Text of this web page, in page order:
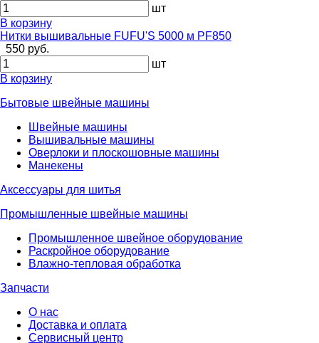
шт
В корзину
Нитки вышивальные FUFU'S 5000 м PF850
550 руб.
шт
В корзину
Бытовые швейные машины
Швейные машины
Вышивальные машины
Оверлоки и плоскошовные машины
Манекены
Аксессуары для шитья
Промышленные швейные машины
Промышленное швейное оборудование
Раскройное оборудование
Влажно-тепловая обработка
Запчасти
О нас
Доставка и оплата
Сервисный центр